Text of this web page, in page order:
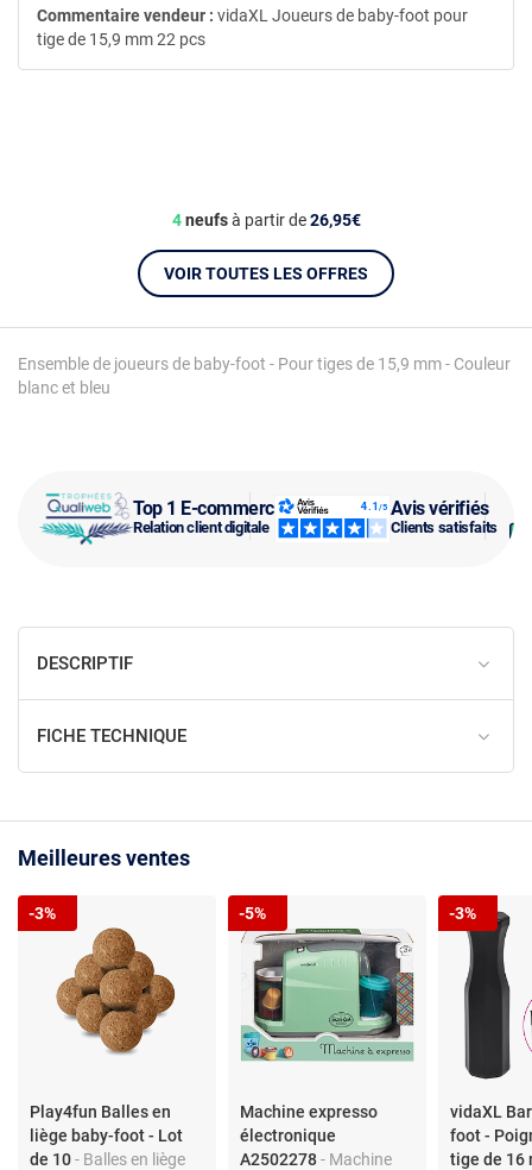
Top 1 E-commerce
Relation client digitale
Avis vérifiés
Clients satisfaits
Ensemble de joueurs de baby-foot - Pour tiges de 15,9 mm - Couleur
blanc et bleu
4neufsà partir de26,95€
VOIR TOUTES LES OFFRES
Commentaire vendeur : vidaXL Joueurs de baby-foot pour
tige de 15,9 mm 22 pcs
DESCRIPTIF
FICHE TECHNIQUE
Meilleures ventes
Play4fun Balles en
liège baby-foot - Lot
de 10- Balles en liège
-3%
Machine expresso
électronique
A2502278- Machine
-5%
vidaXL
foot -
tige de 16
-3%